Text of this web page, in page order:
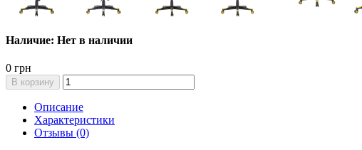
Наличие: Нет в наличии
0 грн
В корзину
Описание
Характеристики
Отзывы (0)